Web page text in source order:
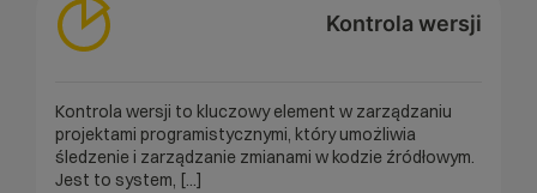
Kontrola wersji
Kontrola wersji to kluczowy element w zarządzaniu
projektami programistycznymi, który umożliwia
śledzenie i zarządzanie zmianami w kodzie źródłowym.
Jest to system, [...]